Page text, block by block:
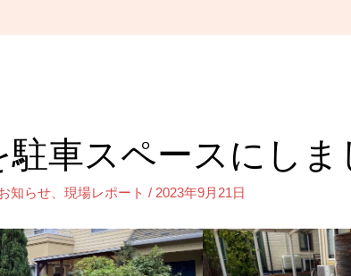
車スペースにしま
知らせ 、現場レポート / 2023年9月21日